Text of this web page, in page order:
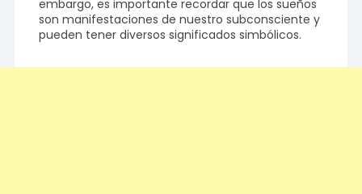
embargo, es importante recordar que los sueños
son manifestaciones de nuestro subconsciente y
pueden tener diversos significados simbólicos.